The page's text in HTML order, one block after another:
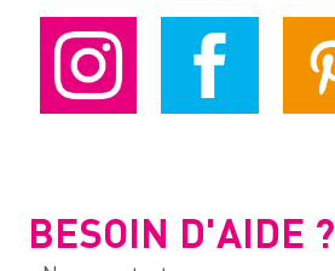
BESOIN D'AIDE ?